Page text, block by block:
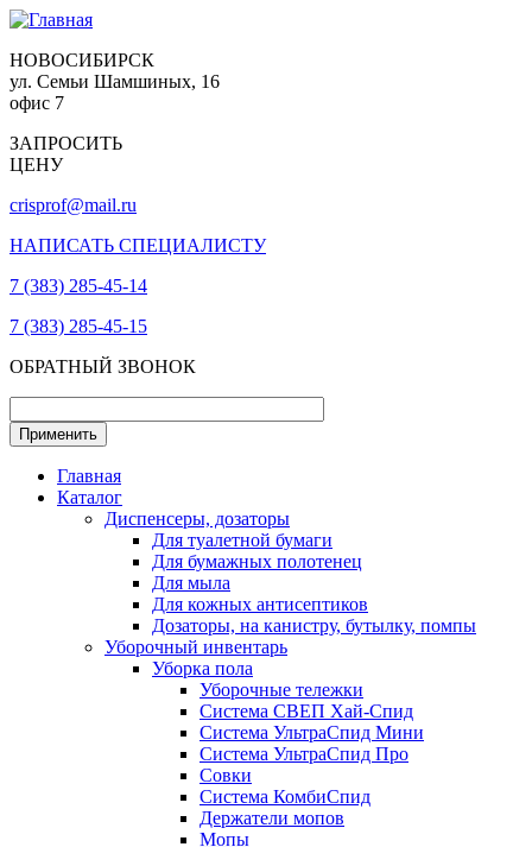
НОВОСИБИРСК
ул. Семьи Шамшиных, 16
офис 7
ЗАПРОСИТЬ
ЦЕНУ
crisprof@mail.ru
НАПИСАТЬ СПЕЦИАЛИСТУ
7 (383) 285-45-14
7 (383) 285-45-15
ОБРАТНЫЙ ЗВОНОК
Главная
Каталог
Диспенсеры, дозаторы
Для туалетной бумаги
Для бумажных полотенец
Для мыла
Для кожных антисептиков
Дозаторы, на канистру, бутылку, помпы
Уборочный инвентарь
Уборка пола
Уборочные тележки
Система СВЕП Хай-Спид
Система УльтраСпид Мини
Система УльтраСпид Про
Совки
Система КомбиСпид
Держатели мопов
Мопы